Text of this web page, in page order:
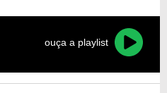
ouça a playlist